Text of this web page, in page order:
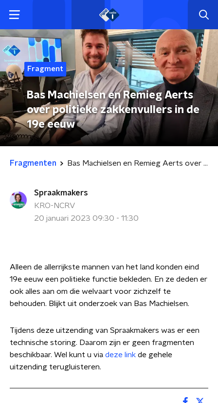
Fragment
Bas Machielsen en Remieg Aerts
over politieke zakkenvullers in de
19e eeuw
Fragmenten Bas Machielsen en Remieg Aerts over politieke zakkenvullers in de 19e eeuw
Spraakmakers
KRO-NCRV
20 januari 2023 09:30 - 11:30
Alleen de allerrijkste mannen van het land konden eind
19e eeuw een politieke functie bekleden. En ze deden er
ook alles aan om die welvaart voor zichzelf te
behouden. Blijkt uit onderzoek van Bas Machielsen.
Tijdens deze uitzending van Spraakmakers was er een
technische storing. Daarom zijn er geen fragmenten
beschikbaar. Wel kunt u via deze link de gehele
uitzending terugluisteren.